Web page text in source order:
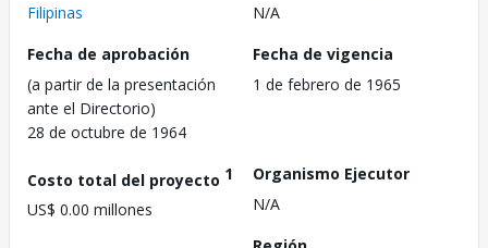
Filipinas
N/A
Fecha de aprobación
(a partir de la presentación
ante el Directorio)
28 de octubre de 1964
Fecha de vigencia
1 de febrero de 1965
Costo total del proyecto 1
US$ 0.00 millones
Organismo Ejecutor
N/A